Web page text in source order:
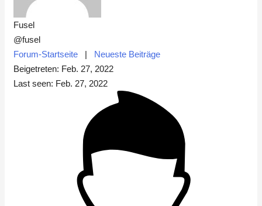
Fusel
@fusel
Forum-Startseite | Neueste Beiträge
Beigetreten: Feb. 27, 2022
Last seen: Feb. 27, 2022